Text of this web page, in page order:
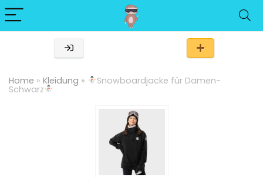
Home » Kleidung » Snowboardjacke für Damen-
Schwarz